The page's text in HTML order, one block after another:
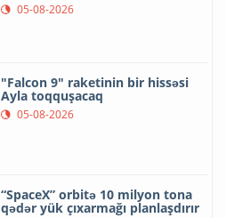
05-08-2026
"Falcon 9" raketinin bir hissəsi
Ayla toqquşacaq
05-08-2026
“SpaceX” orbitə 10 milyon tona
qədər yük çıxarmağı planlaşdırır